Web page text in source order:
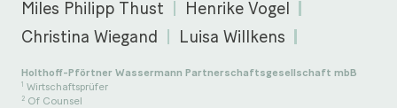
Miles Philipp Thust
Henrike Vogel
Christina Wiegand
Luisa Willkens
Holthoff-Pförtner Wassermann Partnerschaftsgesellschaft mbB
1 Wirtschaftsprüfer
2 Of Counsel